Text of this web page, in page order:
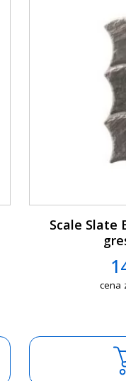
Scale Slate
cena